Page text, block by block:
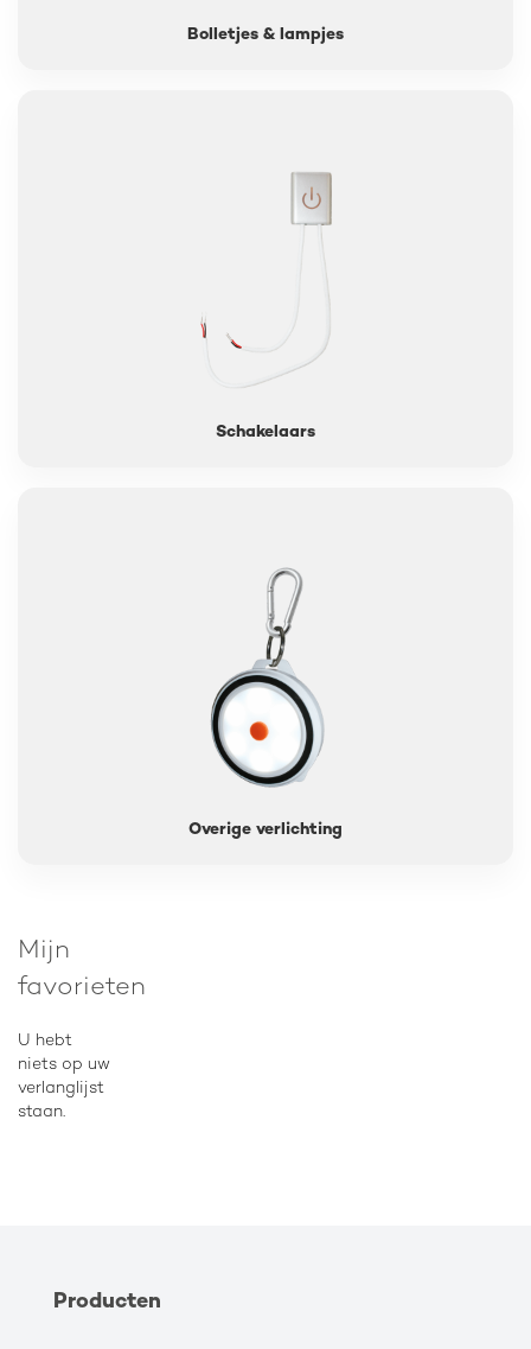
Bolletjes & lampjes
Schakelaars
Overige verlichting
Mijn
favorieten
U hebt
niets op uw
verlanglijst
staan.
Producten